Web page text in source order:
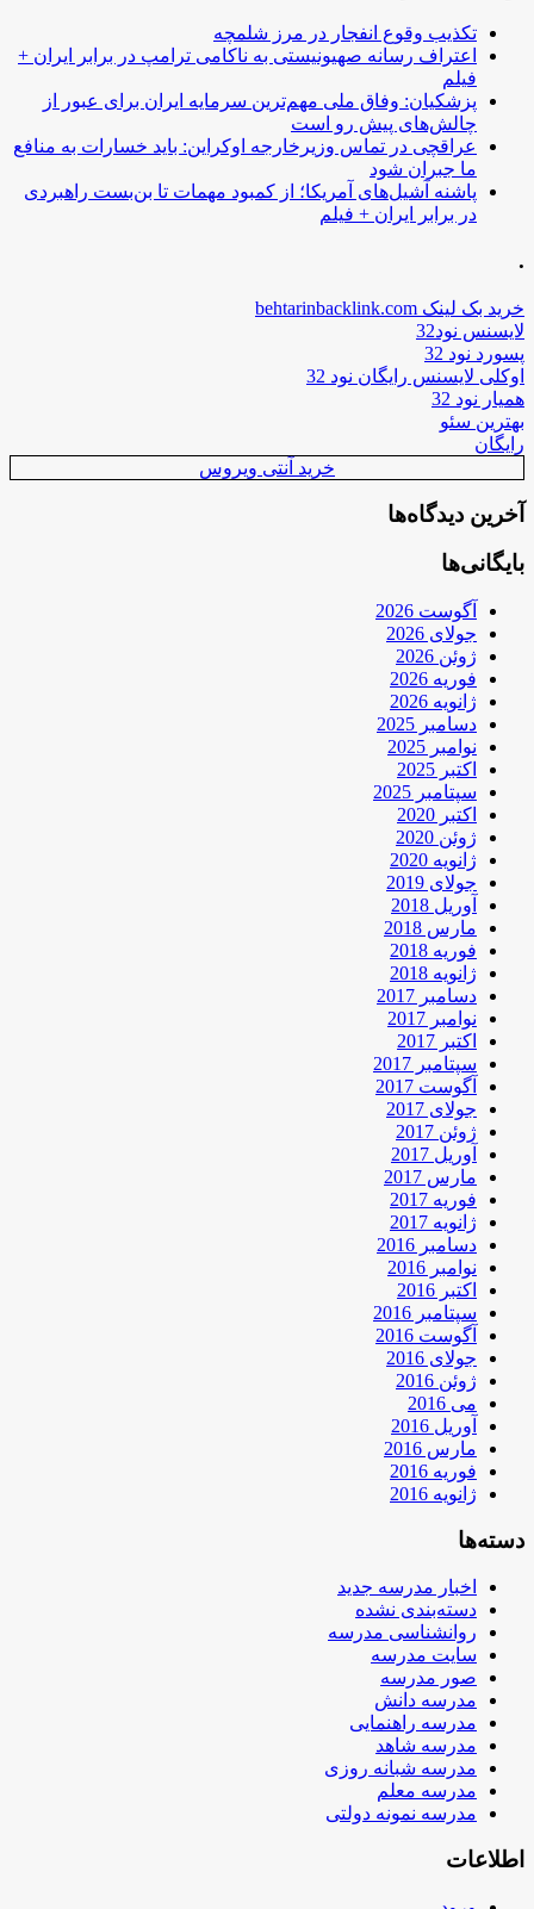
تکذیب وقوع انفجار در مرز شلمچه
اعتراف رسانه صهیونیستی به ناکامی ترامپ در برابر ایران +
فیلم
پزشکیان: وفاق ملی مهم‌ترین سرمایه ایران برای عبور از
چالش‌های پیش رو است
عراقچی در تماس وزیرخارجه اوکراین: باید خسارات به منافع
ما جبران شود
پاشنه آشیل‌های آمریکا؛ از کمبود مهمات تا بن‌بست راهبردی
در برابر ایران + فیلم
.
خرید بک لینک behtarinbacklink.com
لایسنس نود32
پسورد نود 32
اوکلی لایسنس رایگان نود 32
همیار نود 32
بهترین سئو
رایگان
خرید آنتی ویروس
آخرین دیدگاه‌ها
بایگانی‌ها
آگوست 2026
جولای 2026
ژوئن 2026
فوریه 2026
ژانویه 2026
دسامبر 2025
نوامبر 2025
اکتبر 2025
سپتامبر 2025
اکتبر 2020
ژوئن 2020
ژانویه 2020
جولای 2019
آوریل 2018
مارس 2018
فوریه 2018
ژانویه 2018
دسامبر 2017
نوامبر 2017
اکتبر 2017
سپتامبر 2017
آگوست 2017
جولای 2017
ژوئن 2017
آوریل 2017
مارس 2017
فوریه 2017
ژانویه 2017
دسامبر 2016
نوامبر 2016
اکتبر 2016
سپتامبر 2016
آگوست 2016
جولای 2016
ژوئن 2016
می 2016
آوریل 2016
مارس 2016
فوریه 2016
ژانویه 2016
دسته‌ها
اخبار مدرسه جدید
دسته‌بندی نشده
روانشناسی مدرسه
سایت مدرسه
صور مدرسه
مدرسه دانش
مدرسه راهنمایی
مدرسه شاهد
مدرسه شبانه روزی
مدرسه معلم
مدرسه نمونه دولتی
اطلاعات